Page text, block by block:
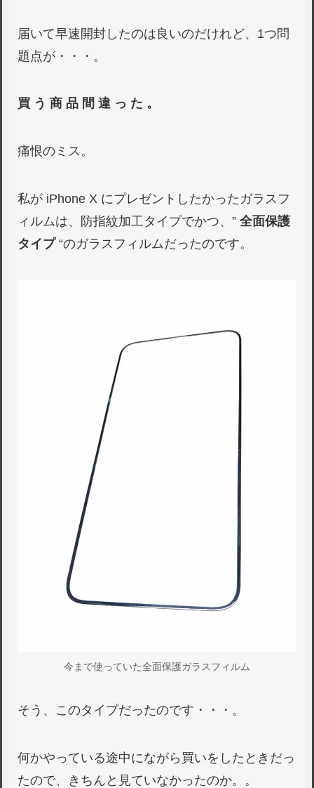
届いて早速開封したのは良いのだけれど、1つ問
題点が・・・。
買 う 商 品 間 違 っ た 。
痛恨のミス。
私が iPhone X にプレゼントしたかったガラスフ
ィルムは、防指紋加工タイプでかつ、”全面保護
タイプ“のガラスフィルムだったのです。
今まで使っていた全面保護ガラスフィルム
そう、このタイプだったのです・・・。
何かやっている途中にながら買いをしたときだっ
たので、きちんと見ていなかったのか。。